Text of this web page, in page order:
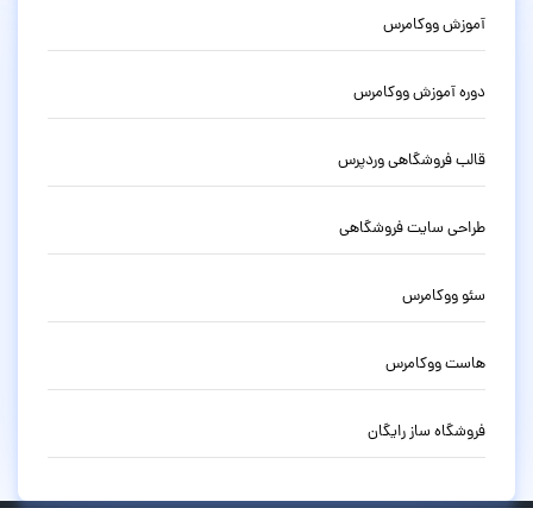
آموزش ووکامرس
دوره آموزش ووکامرس
قالب فروشگاهی وردپرس
طراحی سایت فروشگاهی
سئو ووکامرس
هاست ووکامرس
فروشگاه ساز رایگان